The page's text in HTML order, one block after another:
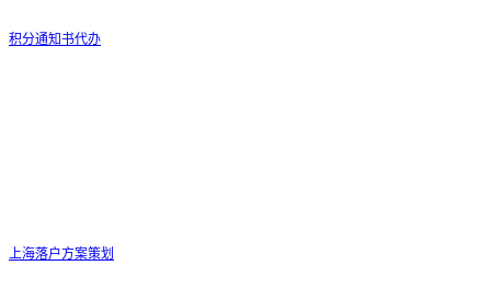
积分通知书代办
上海落户方案策划